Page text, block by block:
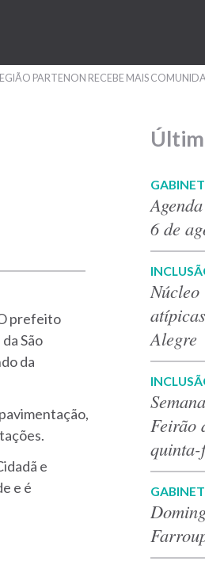
PARTENON RECEBE MAIS
prefeito
São
da
e
e é
6 de
Núcleo
Alegre
Feirão